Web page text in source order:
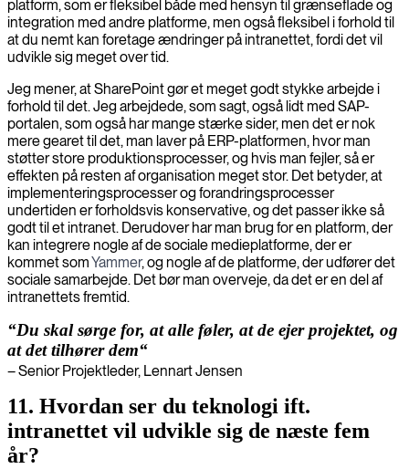
platform, som er fleksibel både med hensyn til grænseflade og
integration med andre platforme, men også fleksibel i forhold til
at du nemt kan foretage ændringer på intranettet, fordi det vil
udvikle sig meget over tid.
Jeg mener, at SharePoint gør et meget godt stykke arbejde i
forhold til det. Jeg arbejdede, som sagt, også lidt med SAP-
portalen, som også har mange stærke sider, men det er nok
mere gearet til det, man laver på ERP-platformen, hvor man
støtter store produktionsprocesser, og hvis man fejler, så er
effekten på resten af organisation meget stor. Det betyder, at
implementeringsprocesser og forandringsprocesser
undertiden er forholdsvis konservative, og det passer ikke så
godt til et intranet. Derudover har man brug for en platform, der
kan integrere nogle af de sociale medieplatforme, der er
kommet somYammer, og nogle af de platforme, der udfører det
sociale samarbejde. Det bør man overveje, da det er en del af
intranettets fremtid.
“Du skal sørge for, at alle føler, at de ejer projektet, og
at det tilhører dem“
– Senior Projektleder, Lennart Jensen
11. Hvordan ser du teknologi ift.
intranettet vil udvikle sig de næste fem
år?